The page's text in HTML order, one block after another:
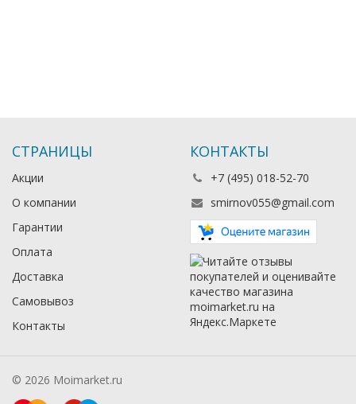
СТРАНИЦЫ
Акции
О компании
Гарантии
Оплата
Доставка
Самовывоз
Контакты
КОНТАКТЫ
+7 (495) 018-52-70
smirnov055@gmail.com
© 2026 Moimarket.ru